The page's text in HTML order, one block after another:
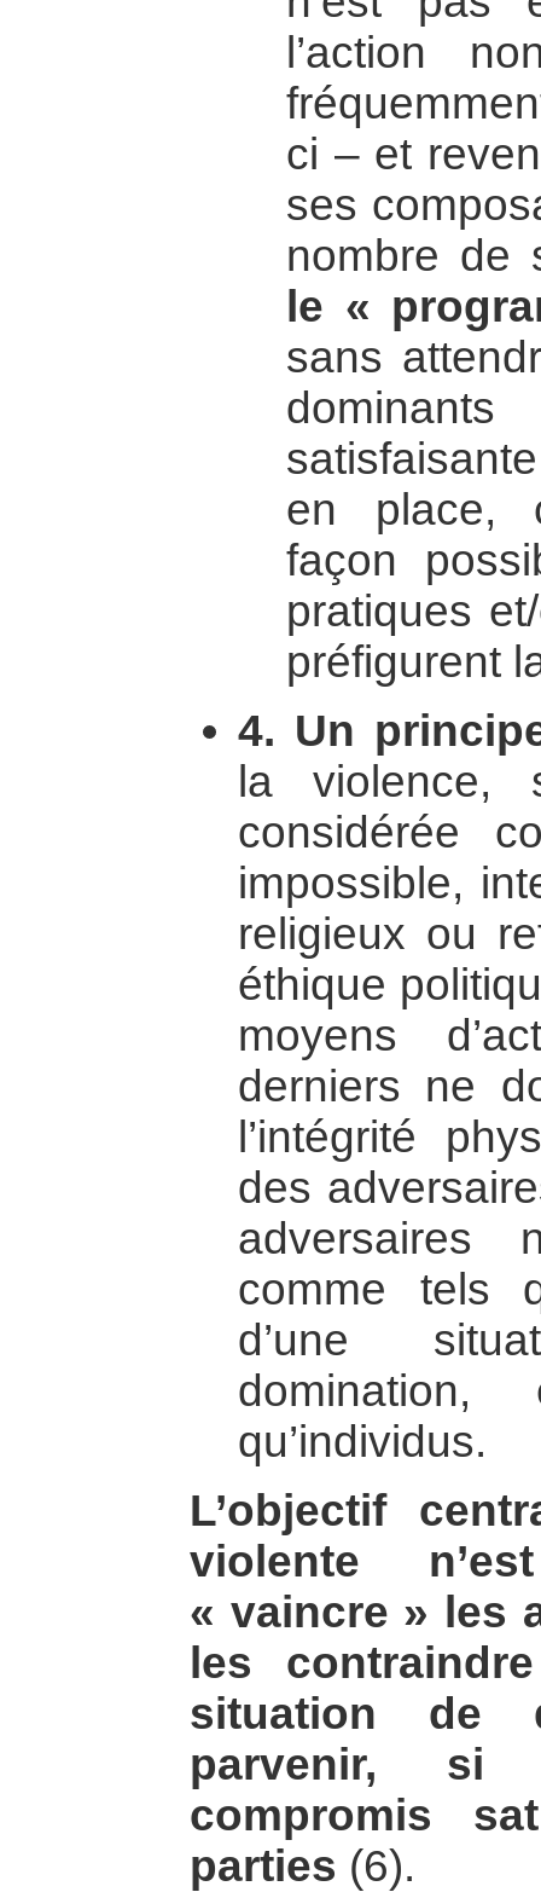
l’action
ci – et
ses
nombre de
le «
sans
en place,
façon
pratiques
préfigurent
4. Un
la violence,
considérée
impossible,
religieux ou
éthique
moyens
derniers ne
l’intégrité
des
adversaires
comme tels
d’une
qu’individus.
L’objectif
violente
« vaincre » les
les
situation de
parvenir,
compromis
parties (6).